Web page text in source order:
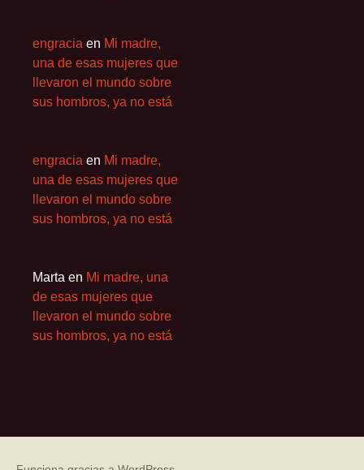
engracia en Mi madre,
una de esas mujeres que
llevaron el mundo sobre
sus hombros, ya no está
engracia en Mi madre,
una de esas mujeres que
llevaron el mundo sobre
sus hombros, ya no está
Marta en Mi madre, una
de esas mujeres que
llevaron el mundo sobre
sus hombros, ya no está